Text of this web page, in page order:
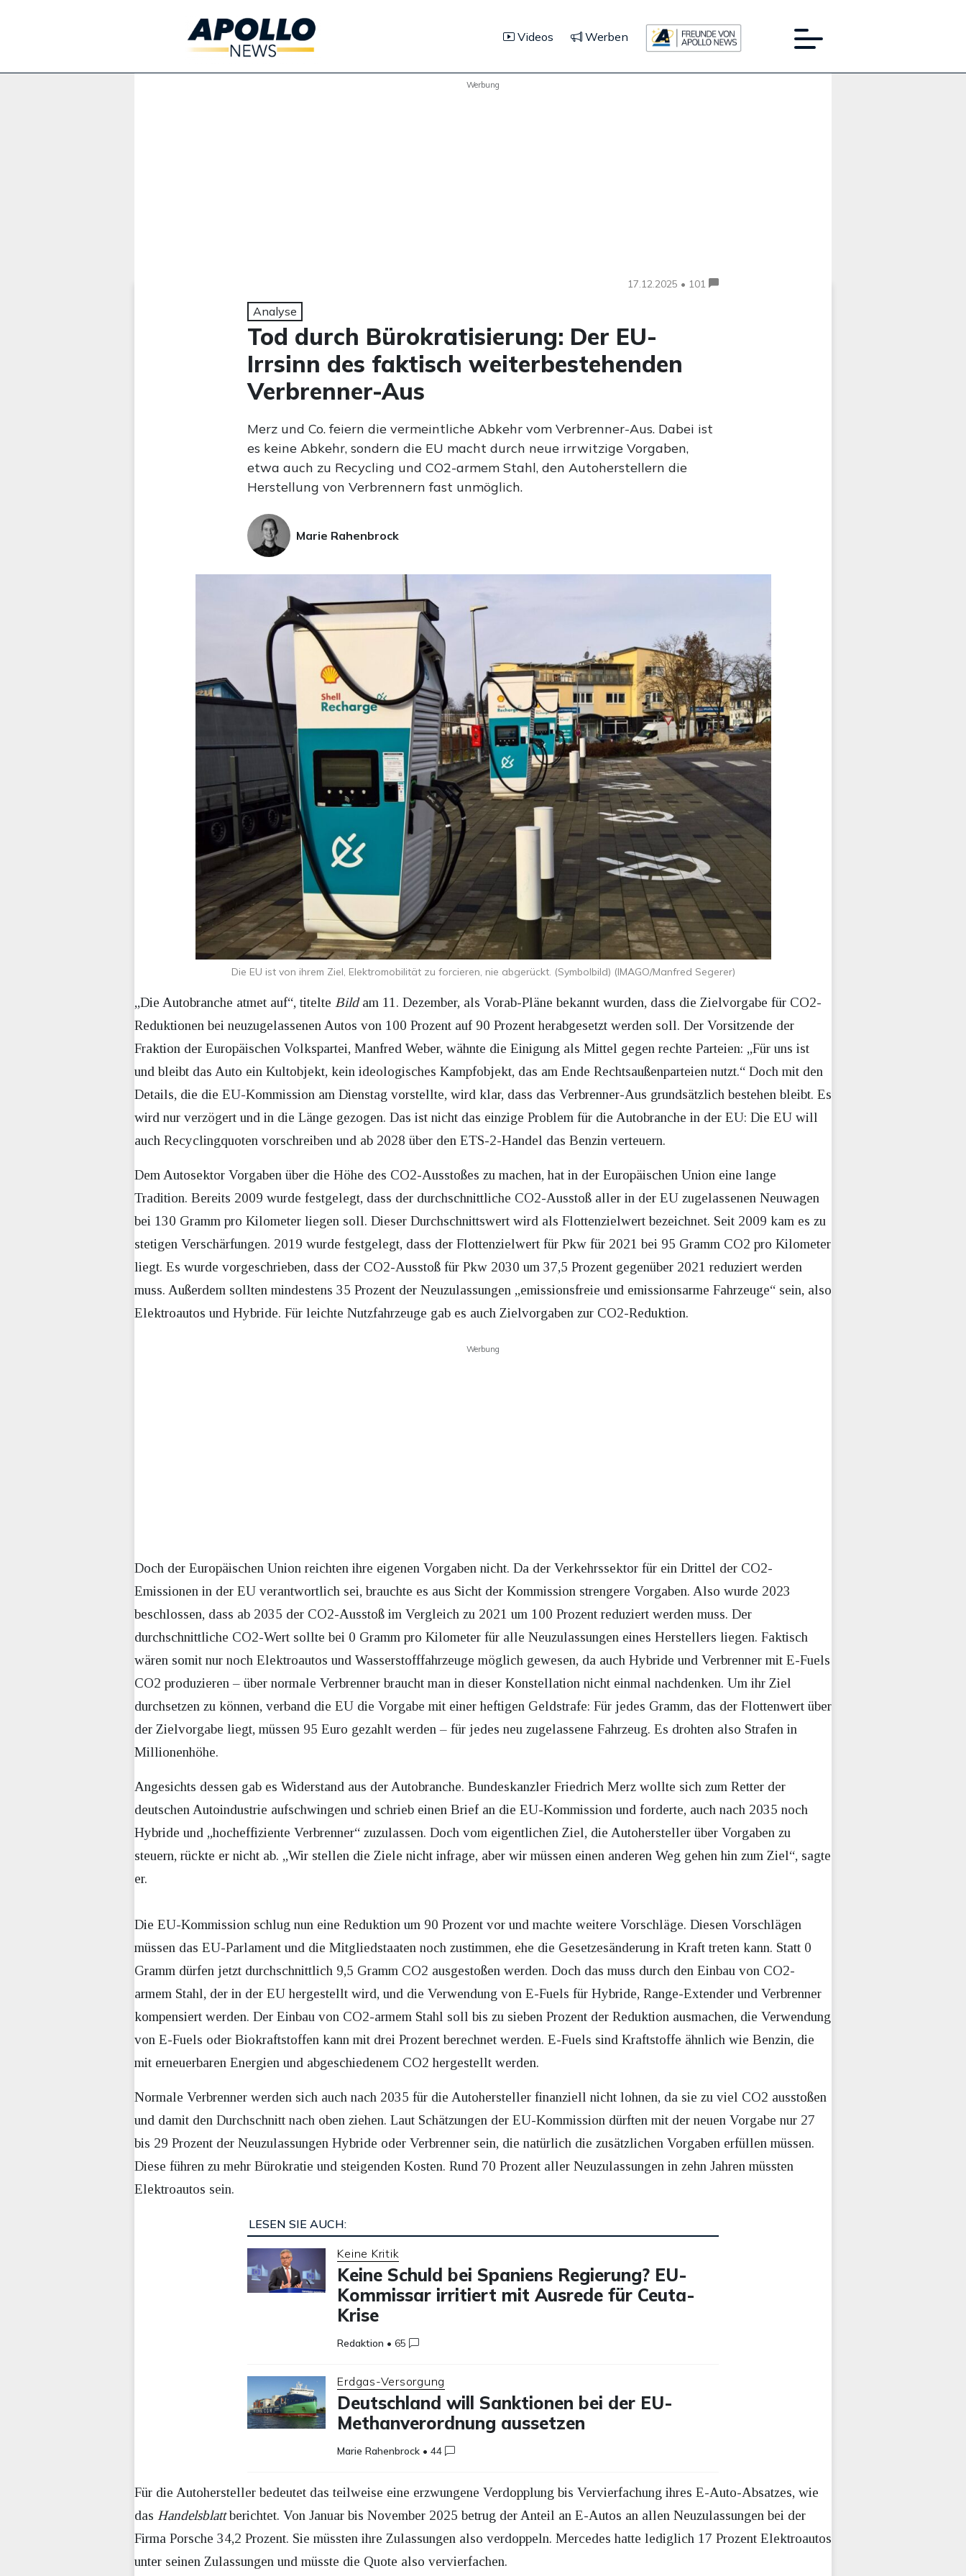
Videos Werben
Werbung
17.12.2025 • 101
Analyse
Tod durch Bürokratisierung: Der EU-
Irrsinn des faktisch weiterbestehenden
Verbrenner-Aus
Merz und Co. feiern die vermeintliche Abkehr vom Verbrenner-Aus. Dabei ist
es keine Abkehr, sondern die EU macht durch neue irrwitzige Vorgaben,
etwa auch zu Recycling und CO2-armem Stahl, den Autoherstellern die
Herstellung von Verbrennern fast unmöglich.
Marie Rahenbrock
Die EU ist von ihrem Ziel, Elektromobilität zu forcieren, nie abgerückt. (Symbolbild) (IMAGO/Manfred Segerer)
„Die Autobranche atmet auf“, titelte Bildam 11. Dezember, als Vorab-Pläne bekannt wurden, dass die Zielvorgabe für CO2-
Reduktionen bei neuzugelassenen Autos von 100 Prozent auf 90 Prozent herabgesetzt werden soll. Der Vorsitzende der
Fraktion der Europäischen Volkspartei, Manfred Weber, wähnte die Einigung als Mittel gegen rechte Parteien: „Für uns ist
und bleibt das Auto ein Kultobjekt, kein ideologisches Kampfobjekt, das am Ende Rechtsaußenparteien nutzt.“ Doch mit den
Details, die die EU-Kommission am Dienstag vorstellte, wird klar, dass das Verbrenner-Aus grundsätzlich bestehen bleibt. Es
wird nur verzögert und in die Länge gezogen. Das ist nicht das einzige Problem für die Autobranche in der EU: Die EU will
auch Recyclingquoten vorschreiben und ab 2028 über den ETS-2-Handel das Benzin verteuern.
Dem Autosektor Vorgaben über die Höhe des CO2-Ausstoßes zu machen, hat in der Europäischen Union eine lange
Tradition. Bereits 2009 wurde festgelegt, dass der durchschnittliche CO2-Ausstoß aller in der EU zugelassenen Neuwagen
bei 130 Gramm pro Kilometer liegen soll. Dieser Durchschnittswert wird als Flottenzielwert bezeichnet. Seit 2009 kam es zu
stetigen Verschärfungen. 2019 wurde festgelegt, dass der Flottenzielwert für Pkw für 2021 bei 95 Gramm CO2 pro Kilometer
liegt. Es wurde vorgeschrieben, dass der CO2-Ausstoß für Pkw 2030 um 37,5 Prozent gegenüber 2021 reduziert werden
muss. Außerdem sollten mindestens 35 Prozent der Neuzulassungen „emissionsfreie und emissionsarme Fahrzeuge“ sein, also
Elektroautos und Hybride. Für leichte Nutzfahrzeuge gab es auch Zielvorgaben zur CO2-Reduktion.
Werbung
Doch der Europäischen Union reichten ihre eigenen Vorgaben nicht. Da der Verkehrssektor für ein Drittel der CO2-
Emissionen in der EU verantwortlich sei, brauchte es aus Sicht der Kommission strengere Vorgaben. Also wurde 2023
beschlossen, dass ab 2035 der CO2-Ausstoß im Vergleich zu 2021 um 100 Prozent reduziert werden muss. Der
durchschnittliche CO2-Wert sollte bei 0 Gramm pro Kilometer für alle Neuzulassungen eines Herstellers liegen. Faktisch
wären somit nur noch Elektroautos und Wasserstofffahrzeuge möglich gewesen, da auch Hybride und Verbrenner mit E-Fuels
CO2 produzieren – über normale Verbrenner braucht man in dieser Konstellation nicht einmal nachdenken. Um ihr Ziel
durchsetzen zu können, verband die EU die Vorgabe mit einer heftigen Geldstrafe: Für jedes Gramm, das der Flottenwert über
der Zielvorgabe liegt, müssen 95 Euro gezahlt werden – für jedes neu zugelassene Fahrzeug. Es drohten also Strafen in
Millionenhöhe.
Angesichts dessen gab es Widerstand aus der Autobranche. Bundeskanzler Friedrich Merz wollte sich zum Retter der
deutschen Autoindustrie aufschwingen und schrieb einen Brief an die EU-Kommission und forderte, auch nach 2035 noch
Hybride und „hocheffiziente Verbrenner“ zuzulassen. Doch vom eigentlichen Ziel, die Autohersteller über Vorgaben zu
steuern, rückte er nicht ab. „Wir stellen die Ziele nicht infrage, aber wir müssen einen anderen Weg gehen hin zum Ziel“, sagte
er.
Die EU-Kommission schlug nun eine Reduktion um 90 Prozent vor und machte weitere Vorschläge. Diesen Vorschlägen
müssen das EU-Parlament und die Mitgliedstaaten noch zustimmen, ehe die Gesetzesänderung in Kraft treten kann. Statt 0
Gramm dürfen jetzt durchschnittlich 9,5 Gramm CO2 ausgestoßen werden. Doch das muss durch den Einbau von CO2-
armem Stahl, der in der EU hergestellt wird, und die Verwendung von E-Fuels für Hybride, Range-Extender und Verbrenner
kompensiert werden. Der Einbau von CO2-armem Stahl soll bis zu sieben Prozent der Reduktion ausmachen, die Verwendung
von E-Fuels oder Biokraftstoffen kann mit drei Prozent berechnet werden. E-Fuels sind Kraftstoffe ähnlich wie Benzin, die
mit erneuerbaren Energien und abgeschiedenem CO2 hergestellt werden.
Normale Verbrenner werden sich auch nach 2035 für die Autohersteller finanziell nicht lohnen, da sie zu viel CO2 ausstoßen
und damit den Durchschnitt nach oben ziehen. Laut Schätzungen der EU-Kommission dürften mit der neuen Vorgabe nur 27
bis 29 Prozent der Neuzulassungen Hybride oder Verbrenner sein, die natürlich die zusätzlichen Vorgaben erfüllen müssen.
Diese führen zu mehr Bürokratie und steigenden Kosten. Rund 70 Prozent aller Neuzulassungen in zehn Jahren müssten
Elektroautos sein.
LESEN SIE AUCH:
Keine Kritik
Keine Schuld bei Spaniens Regierung? EU-
Kommissar irritiert mit Ausrede für Ceuta-
Krise
Redaktion •65
Erdgas-Versorgung
Deutschland will Sanktionen bei der EU-
Methanverordnung aussetzen
Marie Rahenbrock •44
Für die Autohersteller bedeutet das teilweise eine erzwungene Verdopplung bis Vervierfachung ihres E-Auto-Absatzes, wie
das Handelsblattberichtet. Von Januar bis November 2025 betrug der Anteil an E-Autos an allen Neuzulassungen bei der
Firma Porsche 34,2 Prozent. Sie müssten ihre Zulassungen also verdoppeln. Mercedes hatte lediglich 17 Prozent Elektroautos
unter seinen Zulassungen und müsste die Quote also vervierfachen.